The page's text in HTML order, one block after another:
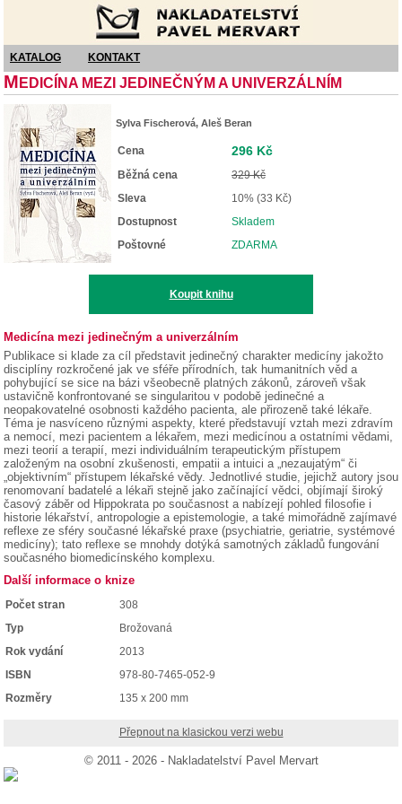
KATALOG KONTAKT
M EDICÍNA MEZI JEDINEČNÝM A UNIVERZÁLNÍM
Sylva Fischerová, Aleš Beran
Cena 296 Kč
Běžná cena
329 Kč
Sleva
10% (33 Kč)
Dostupnost
Skladem
Poštovné
ZDARMA
Koupit knihu
Medicína mezi jedinečným a univerzálním
Publikace si klade za cíl představit jedinečný charakter medicíny jakožto
disciplíny rozkročené jak ve sféře přírodních, tak humanitních věd a
pohybující se sice na bázi všeobecně platných zákonů, zároveň však
ustavičně konfrontované se singularitou v podobě jedinečné a
neopakovatelné osobnosti každého pacienta, ale přirozeně také lékaře.
Téma je nasvíceno různými aspekty, které představují vztah mezi zdravím
a nemocí, mezi pacientem a lékařem, mezi medicínou a ostatními vědami,
mezi teorií a terapií, mezi individuálním terapeutickým přístupem
založeným na osobní zkušenosti, empatii a intuici a „nezaujatým“ či
„objektivním“ přístupem lékařské vědy. Jednotlivé studie, jejichž autory jsou
renomovaní badatelé a lékaři stejně jako začínající vědci, objímají široký
časový záběr od Hippokrata po současnost a nabízejí pohled filosofie i
historie lékařství, antropologie a epistemologie, a také mimořádně zajímavé
reflexe ze sféry současné lékařské praxe (psychiatrie, geriatrie, systémové
medicíny); tato reflexe se mnohdy dotýká samotných základů fungování
současného biomedicínského komplexu.
Další informace o knize
Počet stran
308
Typ
Brožovaná
Rok vydání
2013
ISBN
978-80-7465-052-9
Rozměry
135 x 200 mm
Přepnout na klasickou verzi webu
© 2011 - 2026 - Nakladatelství Pavel Mervart